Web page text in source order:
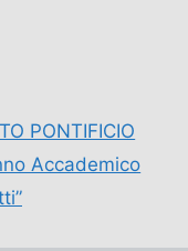
PONTIFICIO
Accademico